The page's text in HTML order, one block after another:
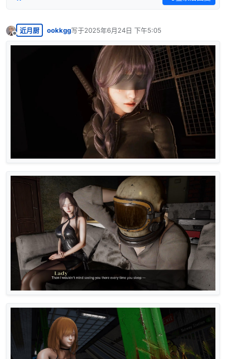
离线
近月厨 ookkgg写于2025年6月24日 下午5:05
最后由 编辑